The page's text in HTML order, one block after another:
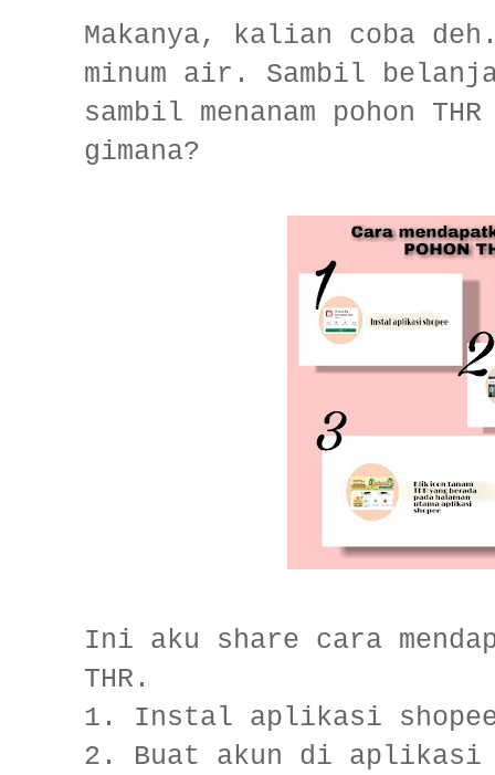
Makanya, kalian coba
minum air. Sambil
sambil menanam pohon
gimana?
Ini aku share cara
THR.
1. Instal aplikasi
2. Buat akun di aplikasi